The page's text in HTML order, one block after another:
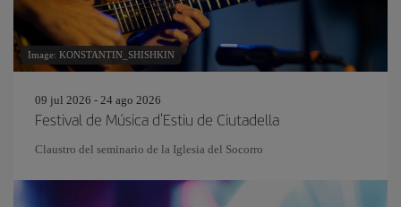
Image: KONSTANTIN_SHISHKIN
09 jul 2026 - 24 ago 2026
Festival de Música d'Estiu de Ciutadella
Claustro del seminario de la Iglesia del Socorro